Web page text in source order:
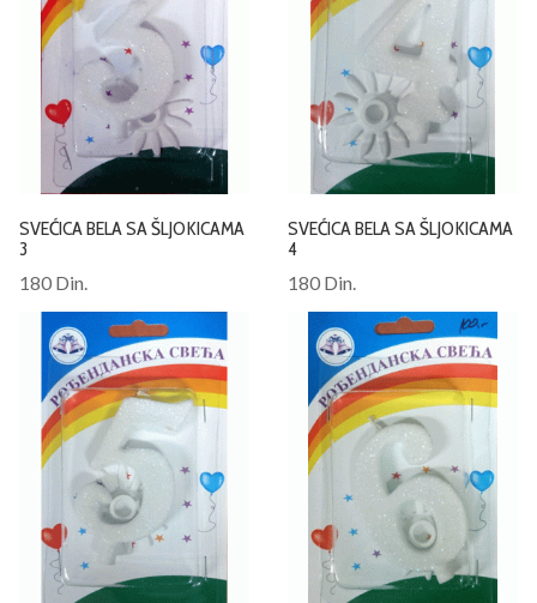
SVEĆICA BELA SA ŠLJOKICAMA
3
180 Din.
SVEĆICA BELA SA ŠLJOKICAMA
4
180 Din.